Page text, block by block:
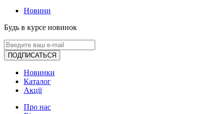
Новини
Будь в курсе новинок
ПОДПИСАТЬСЯ
Новинки
Каталог
Акції
Про нас